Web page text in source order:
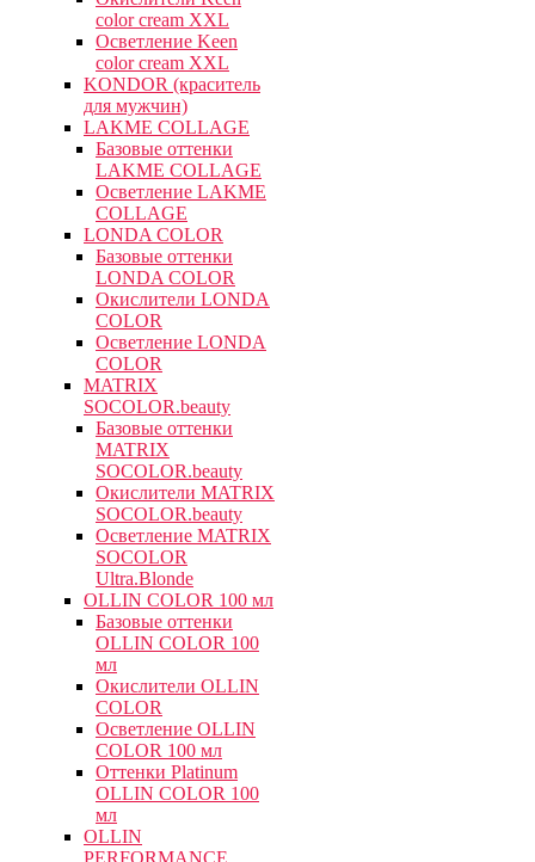
color cream XXL
Осветление Keen
color cream XXL
KONDOR (краситель
для мужчин)
LAKME COLLAGE
Базовые оттенки
LAKME COLLAGE
Осветление LAKME
COLLAGE
LONDA COLOR
Базовые оттенки
LONDA COLOR
Окислители LONDA
COLOR
Осветление LONDA
COLOR
MATRIX
SOCOLOR.beauty
Базовые оттенки
MATRIX
SOCOLOR.beauty
Окислители MATRIX
SOCOLOR.beauty
Осветление MATRIX
SOCOLOR
Ultra.Blonde
OLLIN COLOR 100 мл
Базовые оттенки
OLLIN COLOR 100
мл
Окислители OLLIN
COLOR
Осветление OLLIN
COLOR 100 мл
Оттенки Platinum
OLLIN COLOR 100
мл
OLLIN